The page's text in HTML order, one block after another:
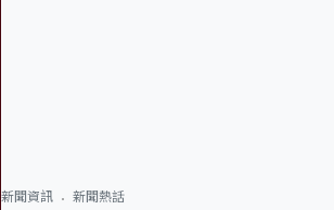
新聞資訊 新聞熱話